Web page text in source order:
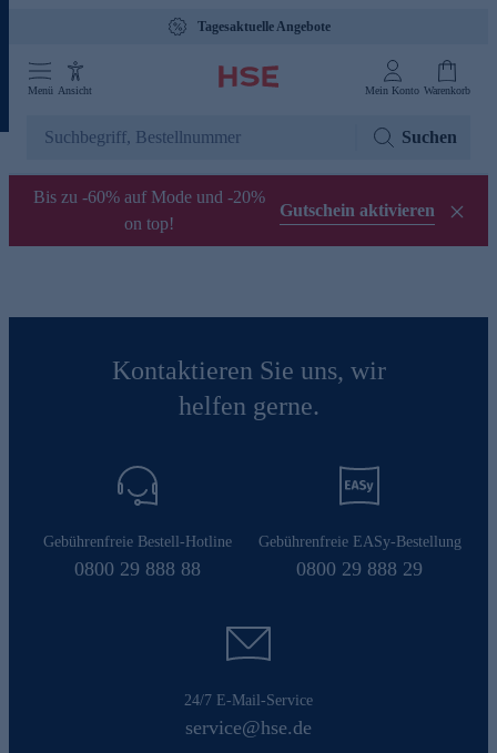
Tagesaktuelle Angebote
Menü Ansicht Mein Konto Warenkorb
Suchen
Bis zu -60% auf Mode und -20%
on top!
Gutschein aktivieren
Kontaktieren Sie uns, wir
helfen gerne.
Gebührenfreie Bestell-Hotline
0800 29 888 88
Gebührenfreie EASy-Bestellung
0800 29 888 29
24/7 E-Mail-Service
service@hse.de